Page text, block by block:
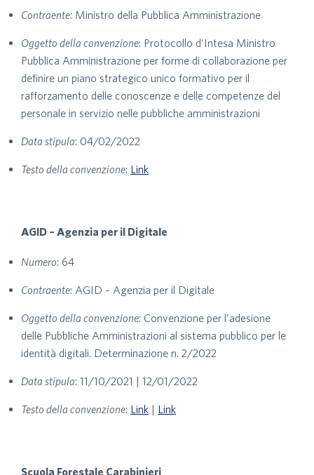
Contraente: Ministro della Pubblica Amministrazione
Oggetto della convenzione: Protocollo d’Intesa Ministro
Pubblica Amministrazione per forme di collaborazione per
definire un piano strategico unico formativo per il
rafforzamento delle conoscenze e delle competenze del
personale in servizio nelle pubbliche amministrazioni
Data stipula: 04/02/2022
Testo della convenzione: Link
AGID – Agenzia per il Digitale
Numero: 64
Contraente: AGID – Agenzia per il Digitale
Oggetto della convenzione: Convenzione per l’adesione
delle Pubbliche Amministrazioni al sistema pubblico per le
identità digitali. Determinazione n. 2/2022
Data stipula: 11/10/2021 | 12/01/2022
Testo della convenzione: Link | Link
Scuola Forestale Carabinieri